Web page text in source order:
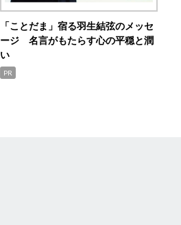
「ことだま」宿る羽生結弦のメッセ
ージ 名言がもたらす心の平穏と潤
い
PR